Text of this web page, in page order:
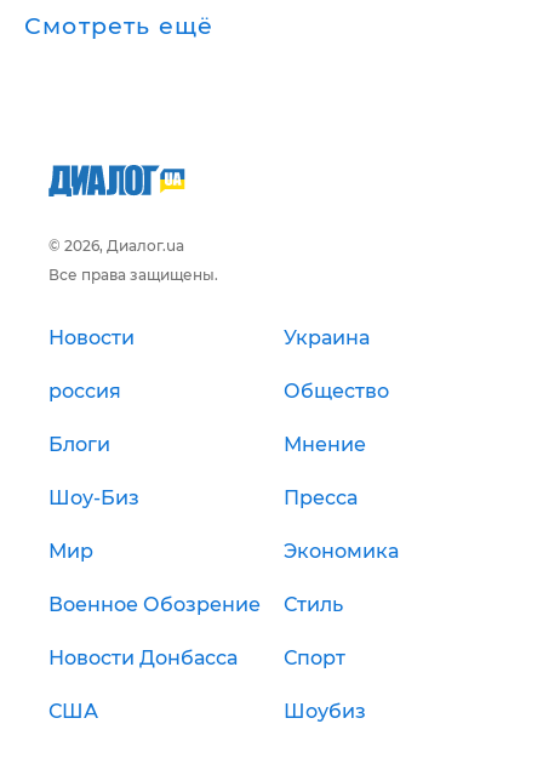
Смотреть ещё
© 2026, Диалог.ua
Все права защищены.
Новости Украина
россия Общество
Блоги Мнение
Шоу-Биз Пресса
Мир Экономика
Военное Обозрение Стиль
Новости Донбасса Спорт
США Шоубиз